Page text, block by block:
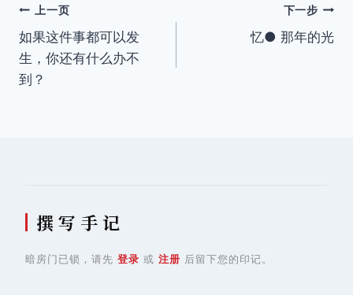
文
章
导
上一页
如果这件事都可以发
生，你还有什么办不
到？
下一步
忆● 那年的光
撰 写 手 记
暗房门已锁，请先 登录 或 注册 后留下您的印记。